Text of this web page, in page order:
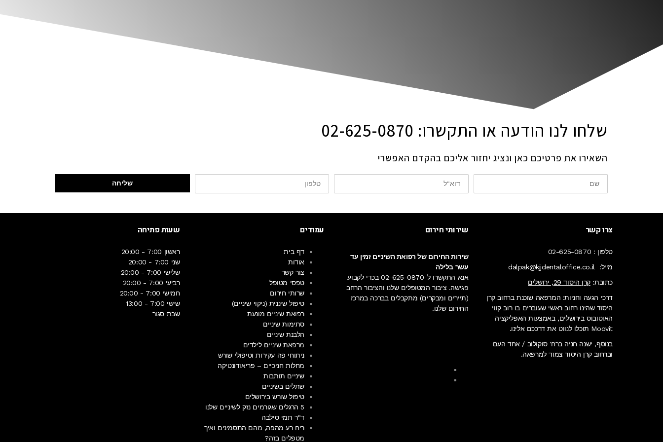
שלחו לנו הודעה או התקשרו: 02-625-0870
השאירו את פרטיכם כאן ונציג יחזור אליכם בהקדם האפשרי
שם דוא"ל טלפון
שליחה
שעות פתיחה
ראשון 7:00 - 20:00
שני 7:00 - 20:00
שלישי 7:00 - 20:00
רביעי 7:00 - 20:00
חמישי 7:00 - 20:00
שישי 7:00 - 13:00
שבת סגור
עמודים
דף בית
אודות
צור קשר
טפסי מטופל
שרותי חירום
טיפול שיננית (ניקוי שיניים)
רפואת שיניים מונעת
סתימות שיניים
הלבנת שיניים
מרפאת שיניים לילדים
ניתוחי פה עקירות וטיפולי שורש
מחלות חניכיים – פריאודונטיקה
שיניים תותבות
שתלים בשיניים
טיפול שורש בירושלים
5 הרגלים שגורמים נזק לשיניים שלנו
ד"ר תמי סילבה
ריח רע מהפה, מהם התסמינים ואיך
מטפלים בזה?
שירותי חירום
שירות החירום של רפואת השיניים זמין עד
עשר בלילה
אנא התקשרו ל-02-625-0870בכדי לקבוע
פגישה. ציבור המטופלים שלנו והציבור הרחב
(תיירים ומבקרים) מתקבלים בברכהבמרכז
החירום שלנו.
צרו קשר
טלפון : 02-625-0870
מייל:
dalpak@kjjdentaloffice.co.il
כתובת:קרן היסוד 29, ירושלים
דרכי הגעה וחניות: המרפאה שוכנת ברחוב קרן
היסוד שהינו רחוב ראשי שעוברים בו רוב קווי
האוטובוס בירושלים, באמצעות האפליקציה
Moovit תוכלו לנווט את דרככם אלינו.
בנוסף, ישנה חניה ברח' סוקולוב / אחד העם
וברחוב קרן היסוד צמוד למרפאה.